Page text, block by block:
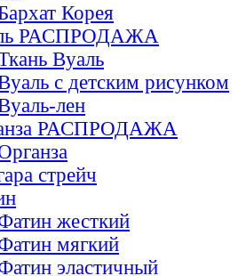
Корея
РАСПРОДАЖА
Вуаль
с детским рисунком
лен
РАСПРОДАЖА
стрейч
жесткий
мягкий
элаcтичный